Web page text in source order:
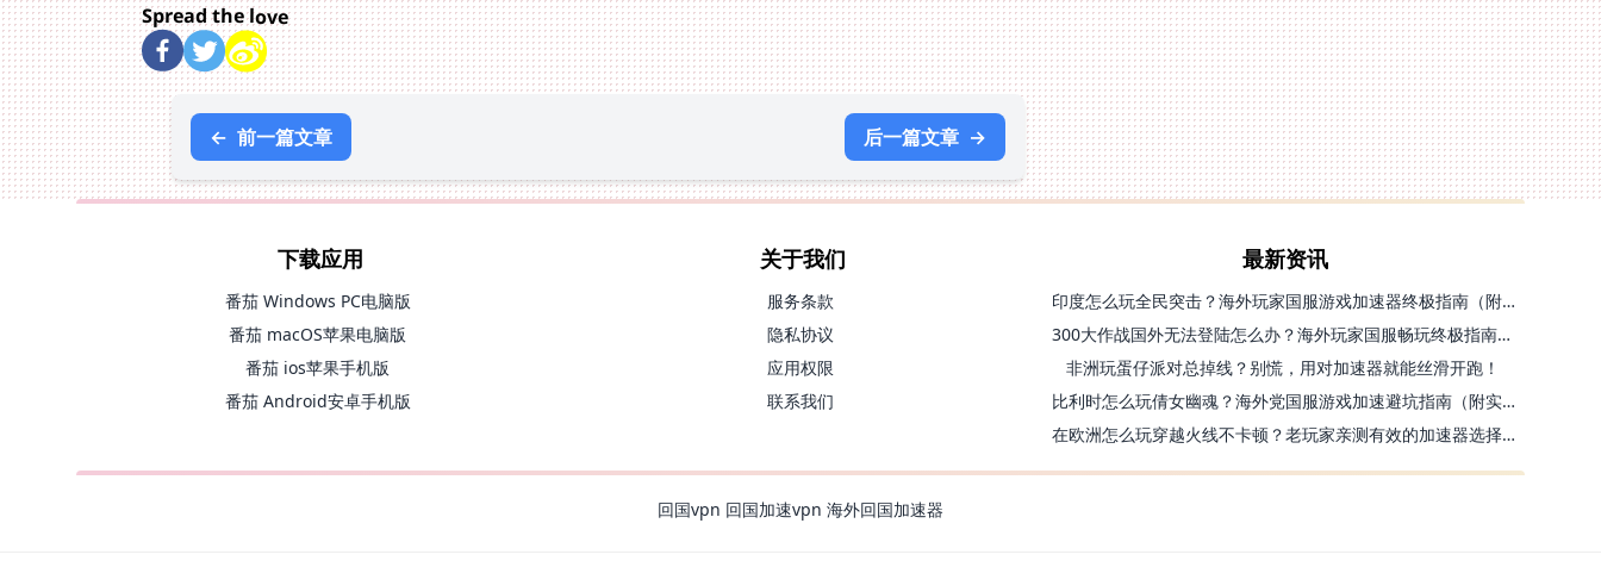
Spread the love
← 前一篇文章 后一篇文章 →
下载应用
番茄 Windows PC电脑版
番茄 macOS苹果电脑版
番茄 ios苹果手机版
番茄 Android安卓手机版
关于我们
服务条款
隐私协议
应用权限
联系我们
最新资讯
印度怎么玩全民突击？海外玩家国服游戏加速器终极指南（附原神延迟优化+精灵之境加速器选择）
300大作战国外无法登陆怎么办？海外玩家国服畅玩终极指南（附实测推荐）
非洲玩蛋仔派对总掉线？别慌，用对加速器就能丝滑开跑！
比利时怎么玩倩女幽魂？海外党国服游戏加速避坑指南（附实测推荐）
在欧洲怎么玩穿越火线不卡顿？老玩家亲测有效的加速器选择指南
回国vpn 回国加速vpn 海外回国加速器